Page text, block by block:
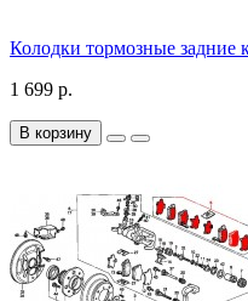
Колодки тормозные задние
1 699 р.
В корзину